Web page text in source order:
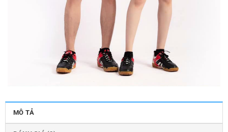
MÔ TẢ